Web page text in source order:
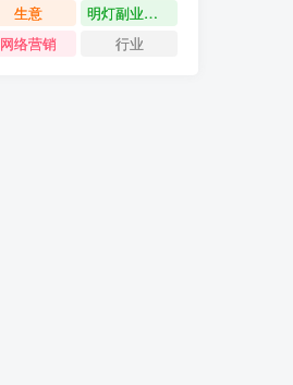
生意
明灯副业千计
网络营销 行业